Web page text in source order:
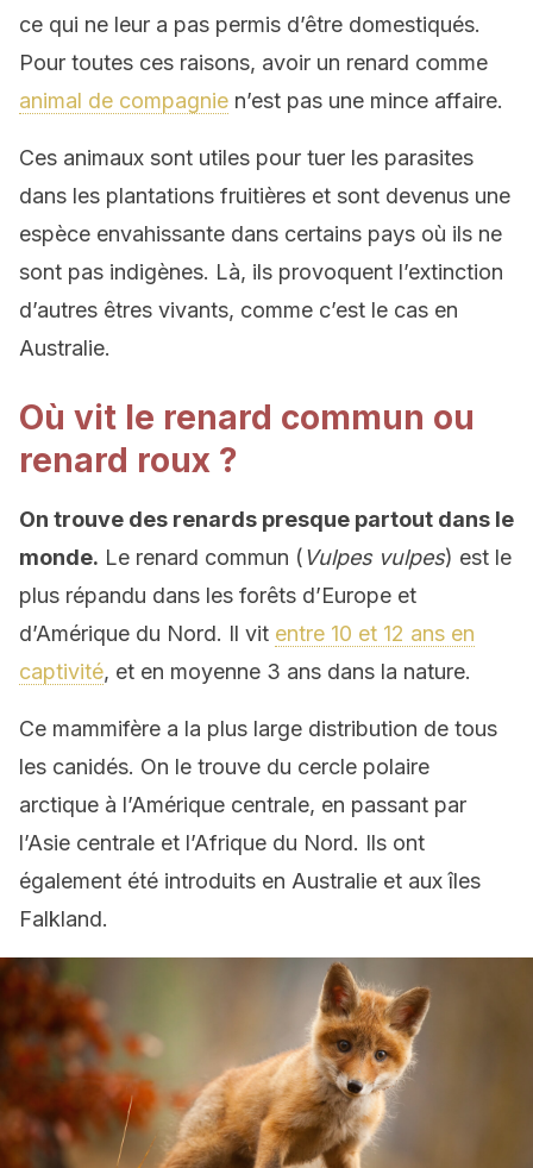
ce qui ne leur a pas permis d’être domestiqués.
Pour toutes ces raisons, avoir un renard comme
animal de compagnie n’est pas une mince affaire.
Ces animaux sont utiles pour tuer les parasites
dans les plantations fruitières et sont devenus une
espèce envahissante dans certains pays où ils ne
sont pas indigènes. Là, ils provoquent l’extinction
d’autres êtres vivants, comme c’est le cas en
Australie.
Où vit le renard commun ou
renard roux ?
On trouve des renards presque partout dans le
monde. Le renard commun (Vulpes vulpes) est le
plus répandu dans les forêts d’Europe et
d’Amérique du Nord. Il vit entre 10 et 12 ans en
captivité, et en moyenne 3 ans dans la nature.
Ce mammifère a la plus large distribution de tous
les canidés. On le trouve du cercle polaire
arctique à l’Amérique centrale, en passant par
l’Asie centrale et l’Afrique du Nord. Ils ont
également été introduits en Australie et aux îles
Falkland.